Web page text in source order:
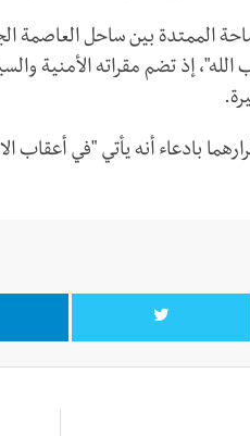
الممتدة بين ساحل العاصمة
إذ تضم مقراته الأمنية
بادعاء أنه يأتي "في أعقاب